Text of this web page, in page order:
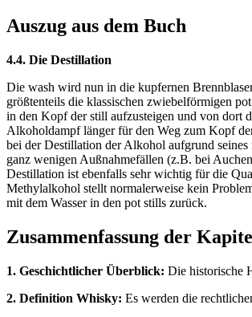
Auszug aus dem Buch
4.4. Die Destillation
Die wash wird nun in die kupfernen
größtenteils die klassischen zwiebelförmigen
in den Kopf der still aufzusteigen und von dort
Alkoholdampf länger für den Weg zum Kopf
bei der Destillation der Alkohol aufgrund
ganz wenigen Außnahmefällen (z.B. bei
Destillation ist ebenfalls sehr wichtig für die
Methylalkohol stellt normalerweise kein
mit dem Wasser in den pot stills zurück.
Zusammenfassung der
1. Geschichtlicher Überblick: Die historische
2. Definition Whisky: Es werden die